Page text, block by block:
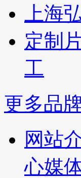
上海
定制
工
更多品
网站
心媒